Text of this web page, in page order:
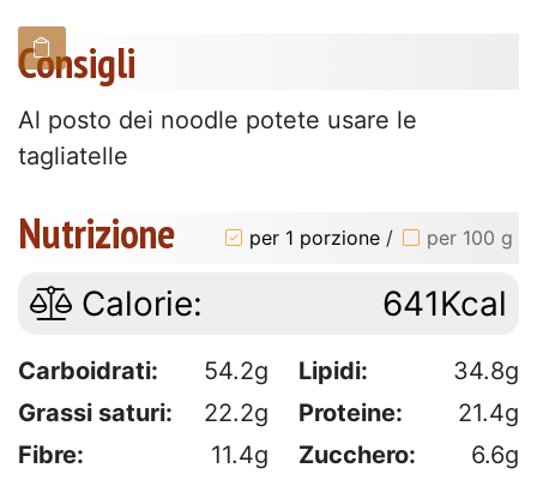
Consigli
Al posto dei noodle potete usare le
tagliatelle
Nutrizione per 1 porzione / per 100 g
Calorie: 641Kcal
Carboidrati: 54.2g Lipidi:
34.8g
Grassi saturi:
22.2g Proteine:
21.4g
Fibre:
11.4g Zucchero:
6.6g